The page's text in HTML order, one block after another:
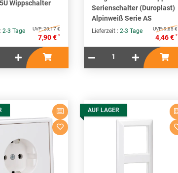
Wippschalter
2-3 Tage UVP:20,17 €
7,90 € *
Serienschalter (Duroplast)
Alpinweiß Serie AS
Lieferzeit : 2-3 Tage UVP:9,85 €
4,46 € *
AUF LAGER